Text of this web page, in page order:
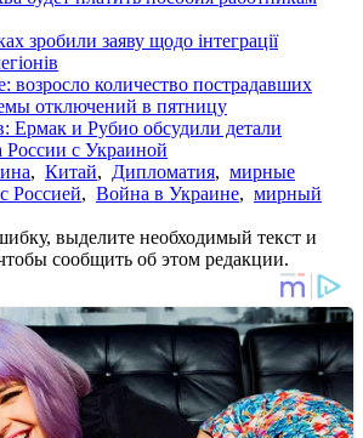
зробили заяву щодо інтеграції
количество пострадавших
отключений в пятницу
Ермак и Рубио обсудили детали
России с Украиной
, Китай, Дипломатия, мирные
Россией, Война в Украине, мирный
выделите необходимый текст и
сообщить об этом редакции.